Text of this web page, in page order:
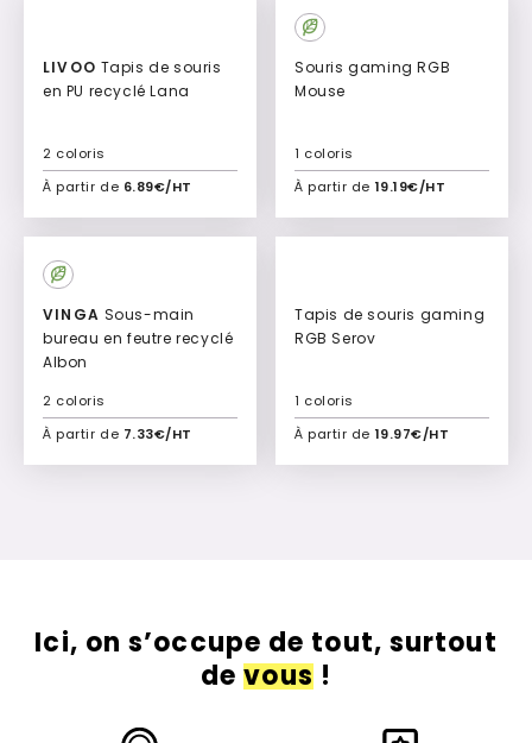
LIVOO
en PU recyclé Lana
À partir de 6.89€/HT
2 coloris
Ajouter à mon devis
Souris gaming RGB
Mouse
À partir de 19.19€/HT
1 coloris
Ajouter à mon devis
VINGA
bureau en feutre recyclé
Albon
À partir de 7.33€/HT
2 coloris
Ajouter à mon devis
Tapis de souris gaming
RGB Serov
À partir de 19.97€/HT
1 coloris
Ajouter à mon devis
Ici, on s’occupe de tout, surtout
devous!